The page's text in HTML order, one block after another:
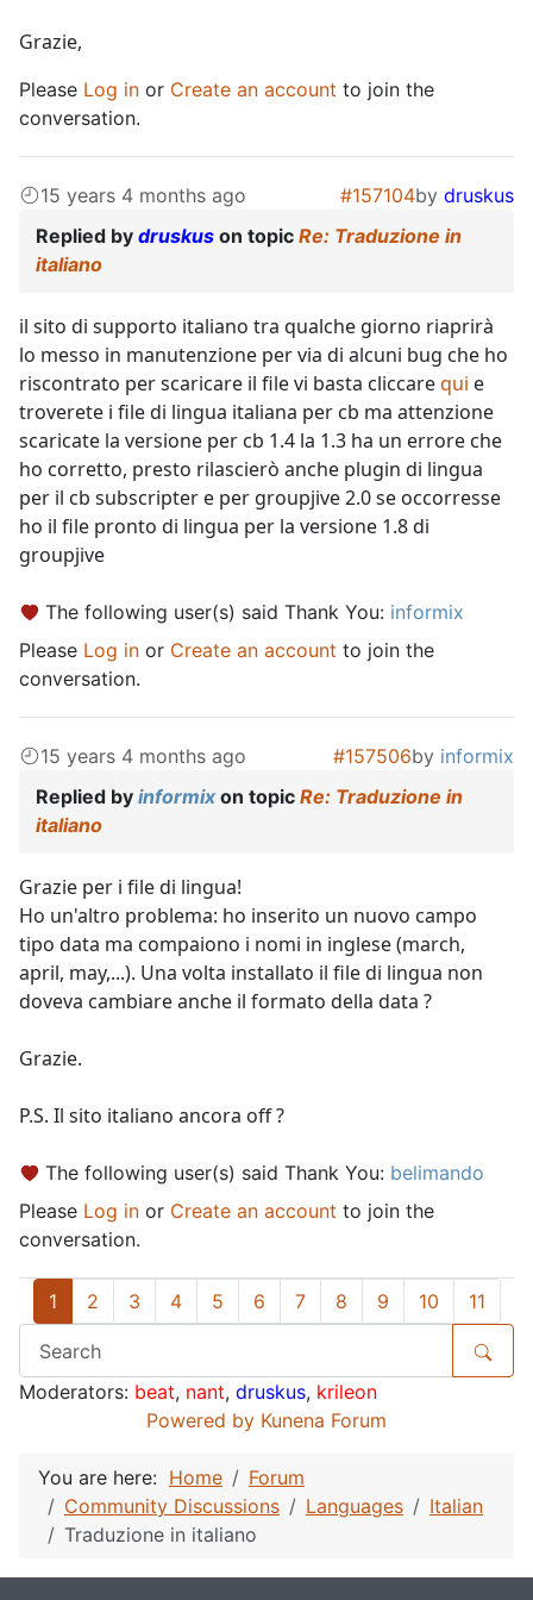
Grazie,
Please Log in or Create an account to join the
conversation.
15 years 4 months ago #157104by druskus
Replied by druskus on topic Re: Traduzione in
italiano
il sito di supporto italiano tra qualche giorno riaprirà
lo messo in manutenzione per via di alcuni bug che ho
riscontrato per scaricare il file vi basta cliccarequi e
troverete i file di lingua italiana per cb ma attenzione
scaricate la versione per cb 1.4 la 1.3 ha un errore che
ho corretto, presto rilascierò anche plugin di lingua
per il cb subscripter e per groupjive 2.0 se occorresse
ho il file pronto di lingua per la versione 1.8 di
groupjive
The following user(s) said Thank You: informix
Please Log in or Create an account to join the
conversation.
15 years 4 months ago #157506by informix
Replied by informix on topic Re: Traduzione in
italiano
Grazie per i file di lingua!
Ho un'altro problema: ho inserito un nuovo campo
tipo data ma compaiono i nomi in inglese (march,
april, may,...). Una volta installato il file di lingua non
doveva cambiare anche il formato della data ?
Grazie.
P.S. Il sito italiano ancora off ?
The following user(s) said Thank You: belimando
Please Log in or Create an account to join the
conversation.
1 2 3 4 5 6 7 8 9 10 11
Moderators: beat, nant, druskus, krileon
Powered by Kunena Forum
You are here: Home
Forum
Community Discussions
Languages
Italian
Traduzione in italiano